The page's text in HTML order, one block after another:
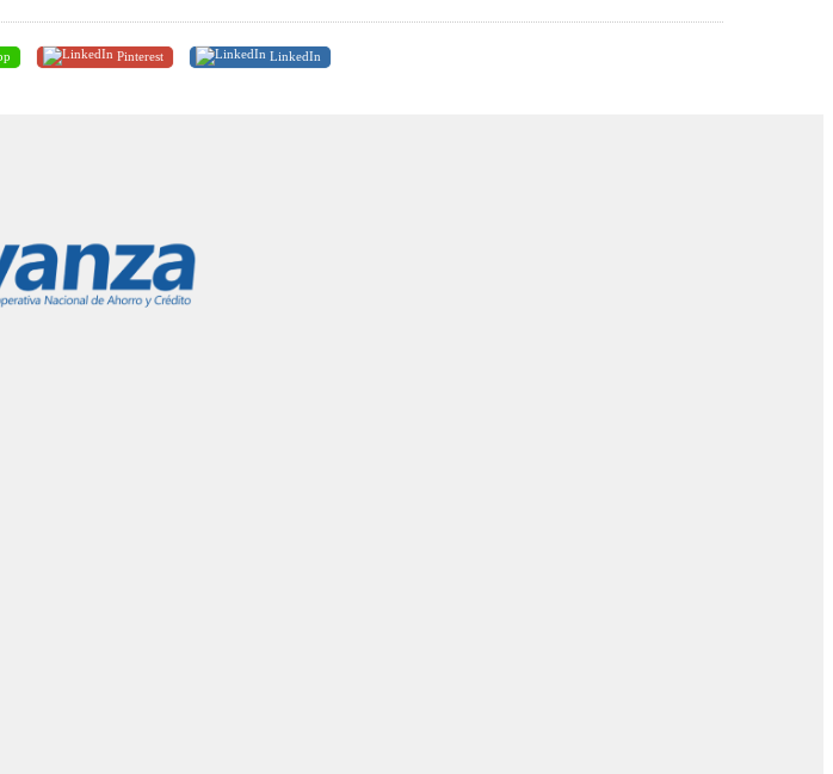
Pinterest LinkedIn